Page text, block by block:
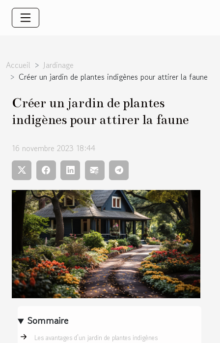
Accueil
Jardinage
Créer un jardin de plantes indigènes pour attirer la faune
Créer un jardin de plantes
indigènes pour attirer la faune
16 novembre 2023 18:44
Sommaire
Les avantages d'un jardin de plantes indigènes